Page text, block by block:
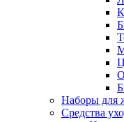
Наборы для
Средства